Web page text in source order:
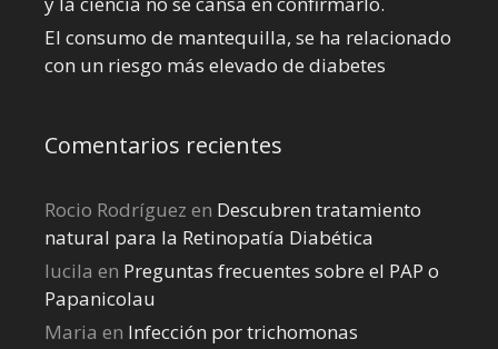
El consumo de mantequilla, se ha relacionado
con un riesgo más elevado de diabetes
Comentarios recientes
Rocio Rodríguez en Descubren tratamiento
natural para la Retinopatía Diabética
lucila en Preguntas frecuentes sobre el PAP o
Papanicolau
Maria en Infección por trichomonas